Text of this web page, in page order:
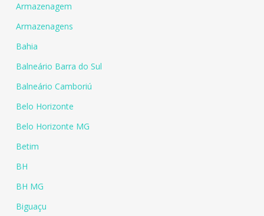
Armazenagem
Armazenagens
Bahia
Balneário Barra do Sul
Balneário Camboriú
Belo Horizonte
Belo Horizonte MG
Betim
BH
BH MG
Biguaçu